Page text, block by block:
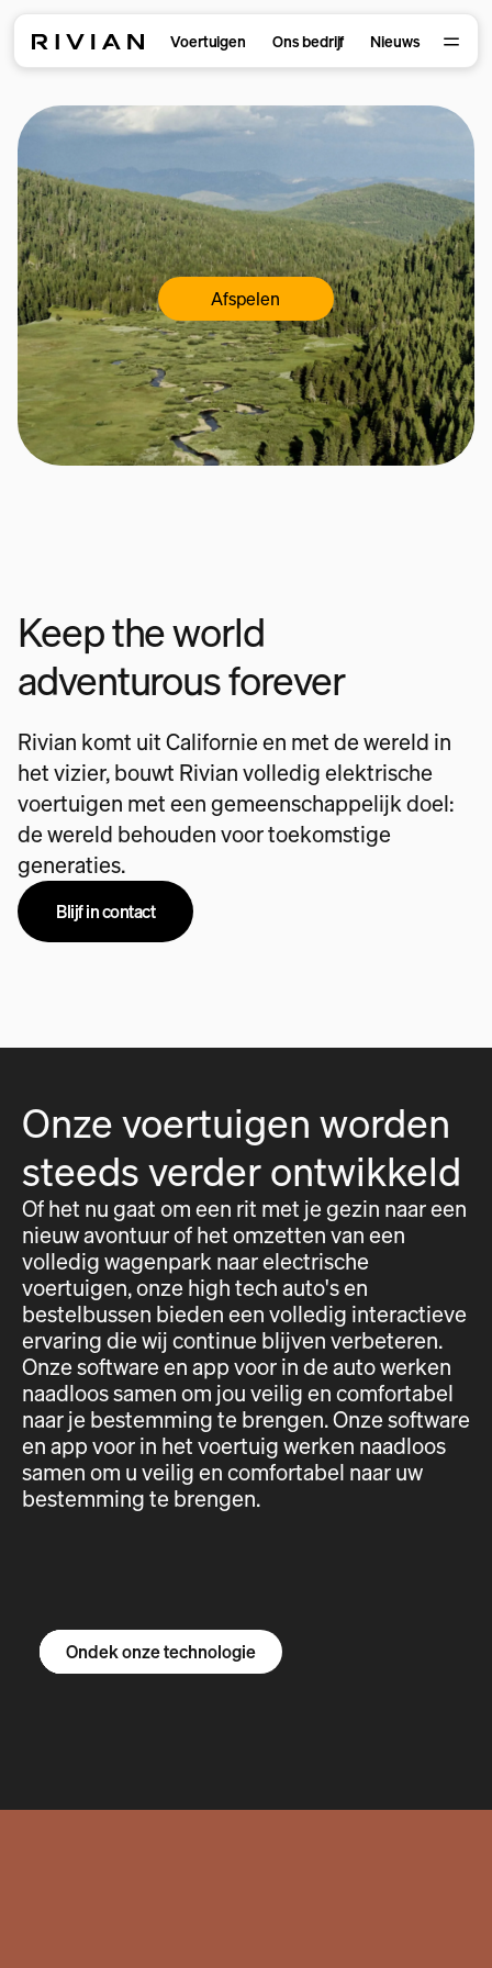
Voertuigen Ons bedrijf Nieuws
Afspelen
Keep the world
adventurous forever
Rivian komt uit Californie en met de wereld in
het vizier, bouwt Rivian volledig elektrische
voertuigen met een gemeenschappelijk doel:
de wereld behouden voor toekomstige
generaties.
Blijf in contact
Onze voertuigen worden
steeds verder ontwikkeld
Of het nu gaat om een rit met je gezin naar een
nieuw avontuur of het omzetten van een
volledig wagenpark naar electrische
voertuigen, onze high tech auto's en
bestelbussen bieden een volledig interactieve
ervaring die wij continue blijven verbeteren.
Onze software en app voor in de auto werken
naadloos samen om jou veilig en comfortabel
naar je bestemming te brengen. Onze software
en app voor in het voertuig werken naadloos
samen om u veilig en comfortabel naar uw
bestemming te brengen.
Ontdek de R1S
Ontdek de R1T
Ontdek de bestelbus
Ondek onze technologie